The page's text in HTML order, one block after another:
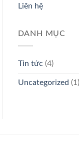
Liên hệ
DANH MỤC
Tin tức (4)
Uncategorized (1)